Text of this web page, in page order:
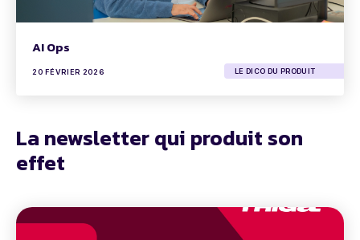
AI Ops
20 FÉVRIER 2026 LE DICO DU PRODUIT
La newsletter qui produit son
effet